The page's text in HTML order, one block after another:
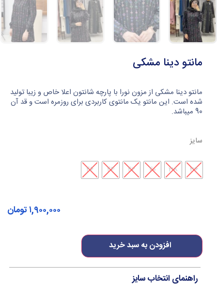
مانتو دینا مشکی
مانتو دینا مشکی از مزون نورا با پارچه شانتون اعلا خاص و زیبا تولید
شده است. این مانتو یک مانتوی کاربردی برای روزمره است و قد آن
90 میباشد.
سایز
36
38
40
42
44
46
افزودن به سبد خرید
۱,۹۰۰,۰۰۰تومان
راهنمای انتخاب سایز